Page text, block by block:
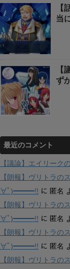
【
当
【
ず
最近のコメント
【議論】エイリーク
【朗報】ヴリトラ
∀ﾟ)━━━!! に 匿名
【朗報】ヴリトラ
∀ﾟ)━━━!! に 匿名
【朗報】ヴリトラ
∀ﾟ)━━━!! に 匿名
【朗報】ヴリトラ